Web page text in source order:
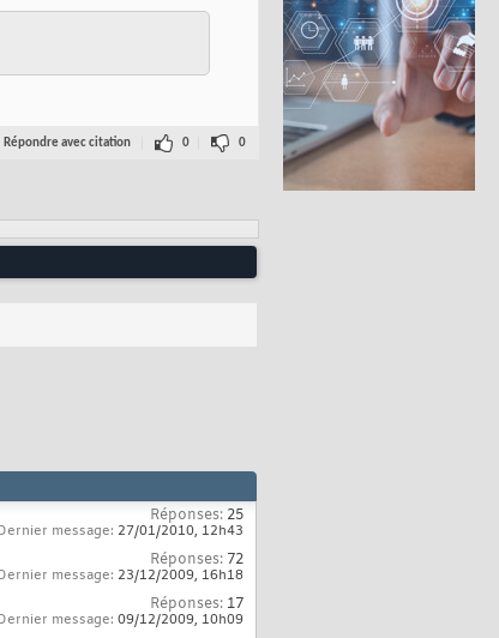
Répondre avec citation 0 0
Réponses: 25
message: 27/01/2010, 12h43
Réponses: 72
message: 23/12/2009, 16h18
Réponses: 17
message: 09/12/2009, 10h09